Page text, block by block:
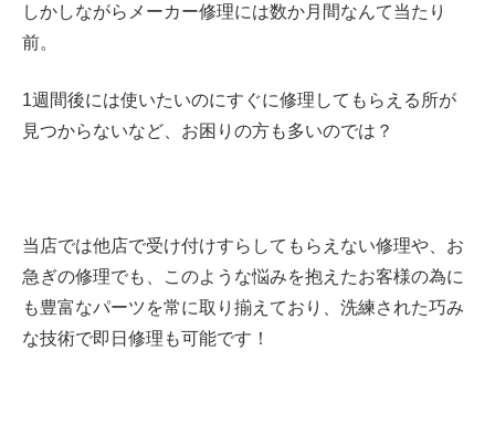
しかしながらメーカー修理には数か月間なんて当たり
前。
1週間後には使いたいのにすぐに修理してもらえる所が
見つからないなど、お困りの方も多いのでは？
当店では他店で受け付けすらしてもらえない修理や、お
急ぎの修理でも、このような悩みを抱えたお客様の為に
も豊富なパーツを常に取り揃えており、洗練された巧み
な技術で即日修理も可能です！